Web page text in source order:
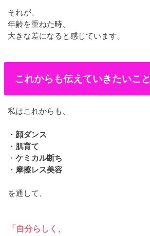
それが、
年齢を重ねた時、
大きな差になると感じています。
これからも伝えていきたいこと
私はこれからも、
・ 顔ダンス
・ 肌育て
・ケミカル断ち
・ 摩擦レス美容
を通して、
「自分らしく、